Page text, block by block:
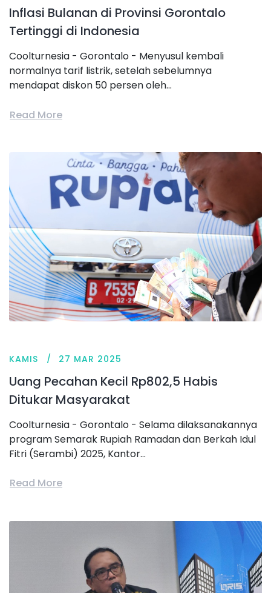
Inflasi Bulanan di Provinsi Gorontalo
Tertinggi di Indonesia
Coolturnesia - Gorontalo - Menyusul kembali
normalnya tarif listrik, setelah sebelumnya
mendapat diskon 50 persen oleh...
Read More
KAMIS 27 MAR 2025
Uang Pecahan Kecil Rp802,5 Habis
Ditukar Masyarakat
Coolturnesia - Gorontalo - Selama dilaksanakannya
program Semarak Rupiah Ramadan dan Berkah Idul
Fitri (Serambi) 2025, Kantor...
Read More